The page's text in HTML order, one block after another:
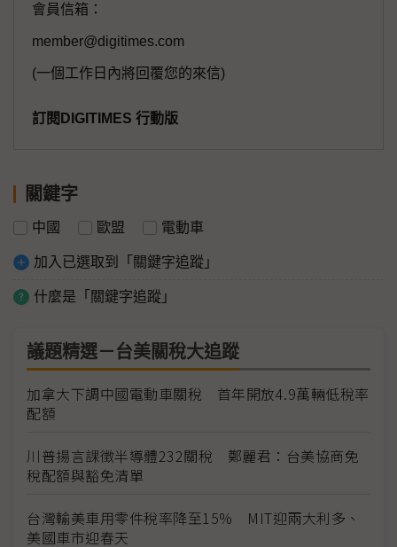
會員信箱：
member@digitimes.com
(一個工作日內將回覆您的來信)
訂閱DIGITIMES 行動版
關鍵字
中國 歐盟 電動車
加入已選取到「關鍵字追蹤」
什麼是「關鍵字追蹤」
議題精選－台美關稅大追蹤
加拿大下調中國電動車關稅 首年開放4.9萬輛低稅率
配額
川普揚言課徵半導體232關稅 鄭麗君：台美協商免
稅配額與豁免清單
台灣輸美車用零件稅率降至15% MIT迎兩大利多、
美國車市迎春天